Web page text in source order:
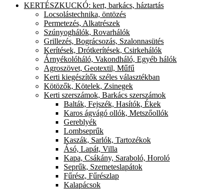
KERTÉSZKUCKÓ: kert, barkács, háztartás
Locsolástechnika, öntözés
Permetezés, Alkatrészek
Szúnyoghálók, Rovarhálók
Grillezés, Bográcsozás, Szalonnasütés
Kerítések, Drótkerítések, Csirkehálók
Árnyékolóháló, Vakondháló, Egyéb hálók
Agroszövet, Geotextil, Műfű
Kerti kiegészítők széles választékban
Kötözők, Kötelek, Zsinegek
Kerti szerszámok, Barkács szerszámok
Balták, Fejszék, Hasítók, Ékek
Karos ágvágó ollók, Metszőollók
Gereblyék
Lombseprűk
Kaszák, Sarlók, Tartozékok
Ásó, Lapát, Villa
Kapa, Csákány, Saraboló, Horoló
Seprűk, Szemeteslapátok
Fűrész, Fűrészlap
Kalapácsok